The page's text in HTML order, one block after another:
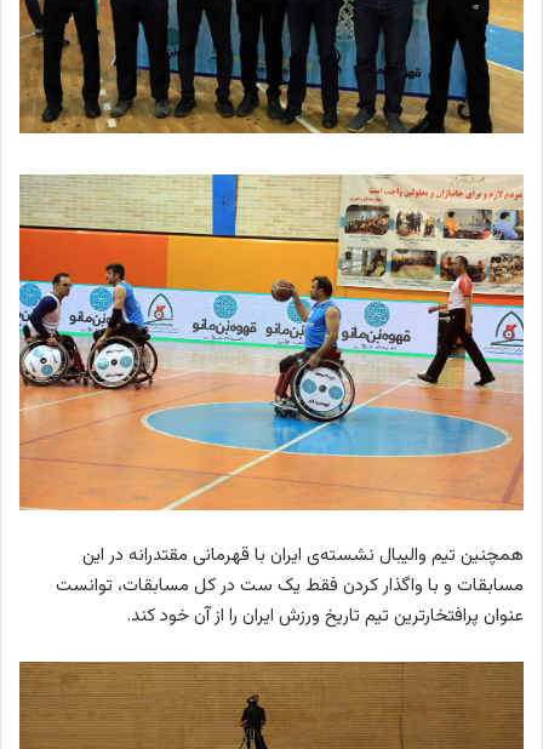
همچنین تیم والیبال نشسته‌ی ایران با قهرمانی مقتدرانه در این
مسابقات و با واگذار کردن فقط یک ست در کل مسابقات، توانست
عنوان پرافتخارترین تیم تاریخ ورزش ایران را از آن خود کند.